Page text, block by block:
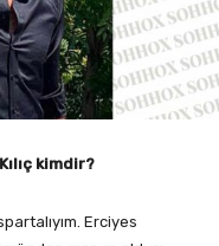
ç kimdir?
Erciyes